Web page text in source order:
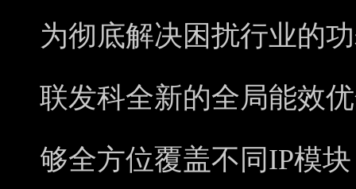
为彻底解决困扰行业的
联发科全新的全局能效
够全方位覆盖不同IP模